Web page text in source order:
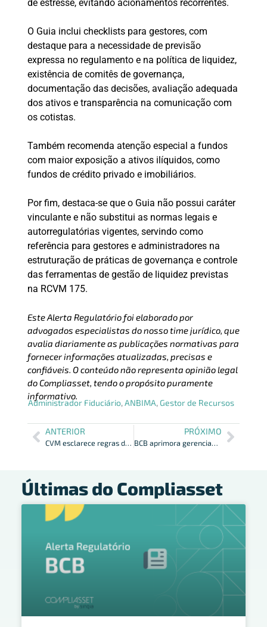
de estresse, evitando acionamentos recorrentes.
O Guia inclui checklists para gestores, com
destaque para a necessidade de previsão
expressa no regulamento e na política de liquidez,
existência de comitês de governança,
documentação das decisões, avaliação adequada
dos ativos e transparência na comunicação com
os cotistas.
Também recomenda atenção especial a fundos
com maior exposição a ativos ilíquidos, como
fundos de crédito privado e imobiliários.
Por fim, destaca-se que o Guia não possui caráter
vinculante e não substitui as normas legais e
autorregulatórias vigentes, servindo como
referência para gestores e administradores na
estruturação de práticas de governança e controle
das ferramentas de gestão de liquidez previstas
na RCVM 175.
Este Alerta Regulatório foi elaborado por
advogados especialistas do nosso time jurídico, que
avalia diariamente as publicações normativas para
fornecer informações atualizadas, precisas e
confiáveis. O conteúdo não representa opinião legal
do Compliasset, tendo o propósito puramente
informativo.
Administrador Fiduciário,ANBIMA, Gestor de Recursos
ANTERIOR
CVM esclarece regras de derivativos para FIFs
PRÓXIMO
BCB aprimora gerenciamento de riscos nos arranjos de pagamento
Últimas do Compliasset